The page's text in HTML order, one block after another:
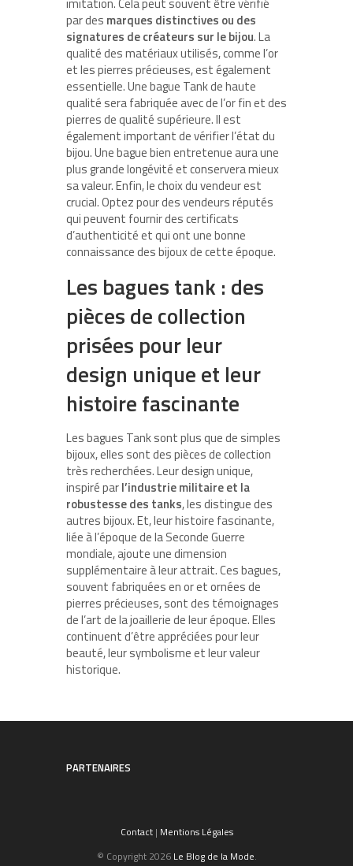
par des marques distinctives ou des
signatures de créateurs sur le bijou. La
qualité des matériaux utilisés, comme l’or
et les pierres précieuses, est également
essentielle. Une bague Tank de haute
qualité sera fabriquée avec de l’or fin et des
pierres de qualité supérieure. Il est
également important de vérifier l’état du
bijou. Une bague bien entretenue aura une
plus grande longévité et conservera mieux
sa valeur. Enfin, le choix du vendeur est
crucial. Optez pour des vendeurs réputés
qui peuvent fournir des certificats
d’authenticité et qui ont une bonne
connaissance des bijoux de cette époque.
Les bagues tank : des
pièces de collection
prisées pour leur
design unique et leur
histoire fascinante
Les bagues Tank sont plus que de simples
bijoux, elles sont des pièces de collection
très recherchées. Leur design unique,
inspiré parl’industrie militaire et la
robustesse des tanks, les distingue des
autres bijoux. Et, leur histoire fascinante,
liée à l’époque de la Seconde Guerre
mondiale, ajoute une dimension
supplémentaire à leur attrait. Ces bagues,
souvent fabriquées en or et ornées de
pierres précieuses, sont des témoignages
de l’art de la joaillerie de leur époque. Elles
continuent d’être appréciées pour leur
beauté, leur symbolisme et leur valeur
historique.
PARTENAIRES
Contact| Mentions Légales
© Copyright 2026 Le Blog de la Mode.